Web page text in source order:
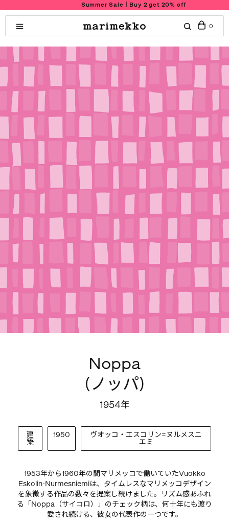
Summer Sale｜Buy 2 get 20% off
0
Noppa
(ノッパ)
1954年
建
築
1950
ヴオッコ・エスコリン=ヌルメスニ
エミ
1953年から1960年の間マリメッコで働いていたVuokko
Eskolin-Nurmesniemiは、タイムレスなマリメッコデザイン
を象徴する作品の数々を提案し続けました。リズム感あふれ
る「Noppa（サイコロ）」のチェック柄は、何十年にも渡り
愛され続ける、彼女の代表作の一つです。